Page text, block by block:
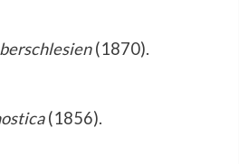
(1870).
(1856).